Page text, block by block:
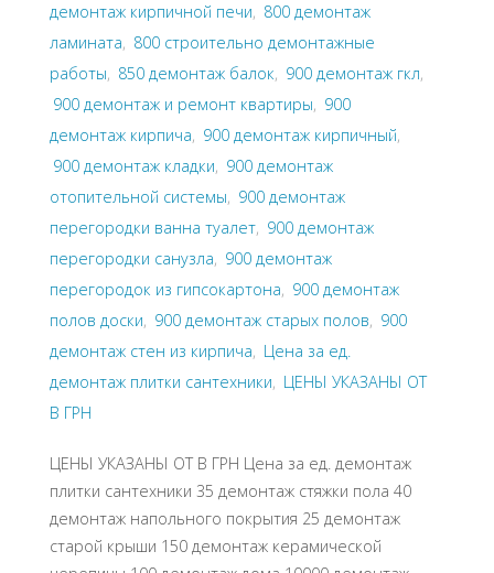
демонтаж кирпичной печи, 800 демонтаж
ламината, 800 строительно демонтажные
работы, 850 демонтаж балок, 900 демонтаж гкл,
900 демонтаж и ремонт квартиры, 900
демонтаж кирпича, 900 демонтаж кирпичный,
900 демонтаж кладки, 900 демонтаж
отопительной системы, 900 демонтаж
перегородки ванна туалет, 900 демонтаж
перегородки санузла, 900 демонтаж
перегородок из гипсокартона, 900 демонтаж
полов доски, 900 демонтаж старых полов, 900
демонтаж стен из кирпича, Цена за ед.
демонтаж плитки сантехники, ЦЕНЫ УКАЗАНЫ ОТ
В ГРН
ЦЕНЫ УКАЗАНЫ ОТ В ГРН Цена за ед. демонтаж
плитки сантехники 35 демонтаж стяжки пола 40
демонтаж напольного покрытия 25 демонтаж
старой крыши 150 демонтаж керамической